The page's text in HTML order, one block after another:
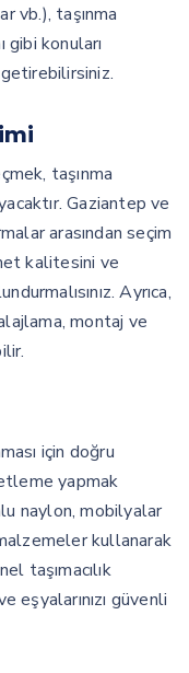
vb.), taşınma
konuları
taşınma
Gaziantep ve
arasından seçim
kalitesini ve
Ayrıca,
montaj ve
için doğru
yapmak
naylon, mobilyalar
kullanarak
taşımacılık
eşyalarınızı güvenli